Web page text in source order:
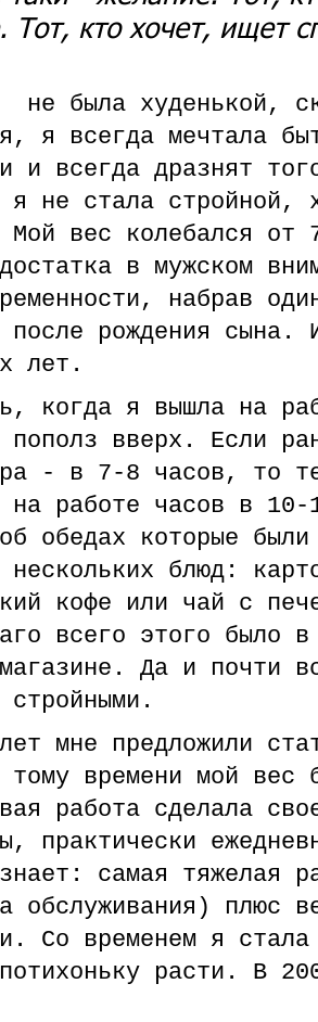
Тот, кто хочет, ищет
не была худенькой,
я всегда мечтала
и всегда дразнят
я не стала стройной,
Мой вес колебался от
в мужском
набрав
после рождения сына.
лет.
когда я вышла на
пополз вверх. Если
- в 7-8 часов, то
на работе часов в
обедах которые
нескольких блюд:
кофе или чай с
всего этого было
Да и почти
мне предложили
тому времени мой
работа сделала
практически
самая тяжелая
обслуживания) плюс
Со временем я
расти. В